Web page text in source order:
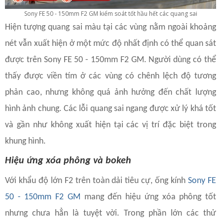
Sony FE 50 - 150mm F2 GM kiểm soát tốt hầu hết các quang sai
Hiện tượng quang sai màu tại các vùng nằm ngoài khoảng
nét vẫn xuất hiện ở một mức độ nhất định có thể quan sát
được trên Sony FE 50 - 150mm F2 GM. Người dùng có thể
thấy được viền tím ở các vùng có chênh lệch độ tương
phản cao, nhưng không quá ảnh hưởng đến chất lượng
hình ảnh chung. Các lỗi quang sai ngang được xử lý khá tốt
và gần như không xuất hiện tại các vị trí đặc biệt trong
khung hình.
Hiệu ứng xóa phông và bokeh
Với khẩu độ lớn F2 trên toàn dải tiêu cự, ống kínhSony FE
50 - 150mm F2 GM mang đến hiệu ứng xóa phông tốt
nhưng chưa hẳn là tuyệt vời. Trong phần lớn các thử